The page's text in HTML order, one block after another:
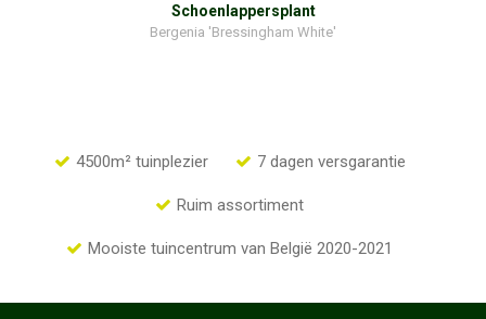
Schoenlappersplant
Bergenia 'Bressingham White'
4500m² tuinplezier 7 dagen versgarantie
Ruim assortiment
Mooiste tuincentrum van België 2020-2021